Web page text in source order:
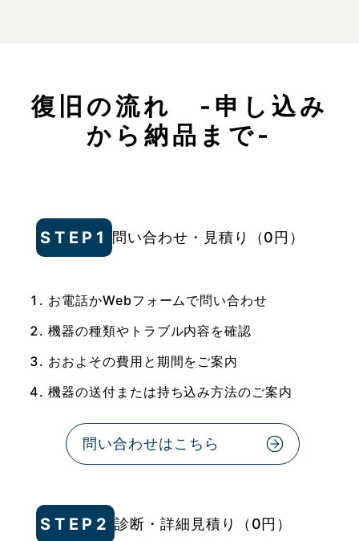
復旧の流れ -申し込み
から納品まで-
STEP1 問い合わせ・見積り（0円）
お電話かWebフォームで問い合わせ
機器の種類やトラブル内容を確認
おおよその費用と期間をご案内
機器の送付または持ち込み方法のご案内
問い合わせはこちら
STEP2 診断・詳細見積り（0円）